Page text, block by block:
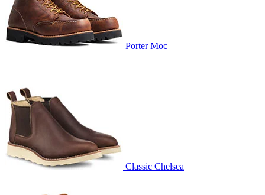
Porter Moc
Classic Chelsea